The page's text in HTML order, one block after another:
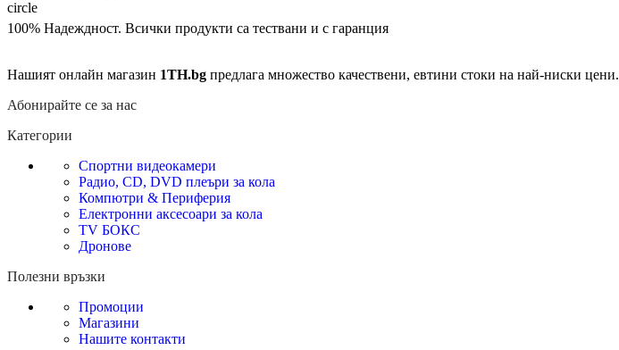
100% Надеждност. Всички продукти са тествани и с гаранция
Нашият онлайн магазин 1TH.bg предлага множество качествени, евтини стоки на най-ниски цени.
Абонирайте се за нас
Категории
Спортни видеокамери
Радио, CD, DVD плеъри за кола
Компютри & Периферия
Електронни аксесоари за кола
TV БОКС
Дронове
Полезни връзки
Промоции
Магазини
Нашите контакти